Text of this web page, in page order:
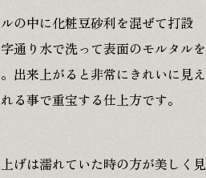
の中に化粧豆砂利を混ぜて打設
通り水で洗って表面のモルタルを
出来上がると非常にきれいに見え
る事で重宝する仕上方です。
げは濡れていた時の方が美しく見